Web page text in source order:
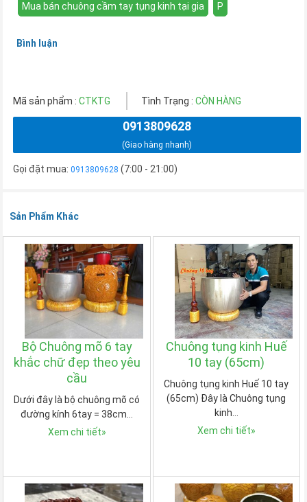
Mua bán chuông cầm tay tụng kinh tại gia P
Bình luận
Mã sản phẩm :CTKTG Tình Trạng : CÒN HÀNG
0913809628
(Giao hàng nhanh)
Gọi đặt mua:0913809628 (7:00 - 21:00)
Sản Phẩm Khác
Bộ Chuông mõ 6 tay
khắc chữ đẹp theo yêu
cầu
Dưới đây là bộ chuông mõ có
đường kính 6tay = 38cm…
Xem chi tiết»
Chuông tụng kinh Huế
10 tay (65cm)
Chuông tụng kinh Huế 10 tay
(65cm) Đây là Chuông tụng
kinh…
Xem chi tiết»